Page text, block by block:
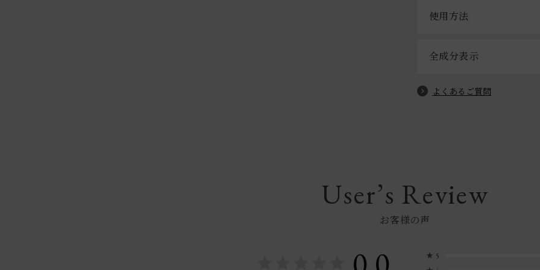
使用方法
全成分表示
よくあるご質問
User’s Review
お客様の声
★ 5